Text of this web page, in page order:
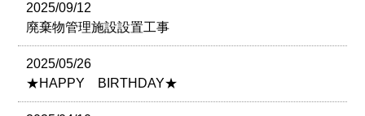
2025/09/12
廃棄物管理施設設置工事
2025/05/26
★HAPPY BIRTHDAY★